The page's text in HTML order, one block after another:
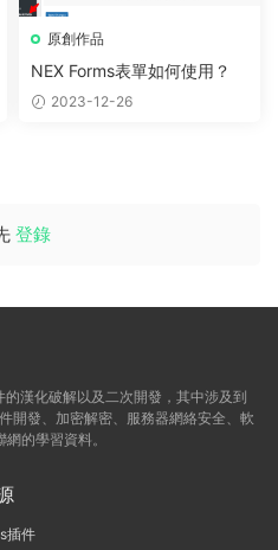
原創作品
NEX Forms表單如何使用？
2023-12-26
登錄
漢化破解以及二次開發，其中涉及到
開發、加密解密、服務器網絡安全、軟
的學習資料。
插件